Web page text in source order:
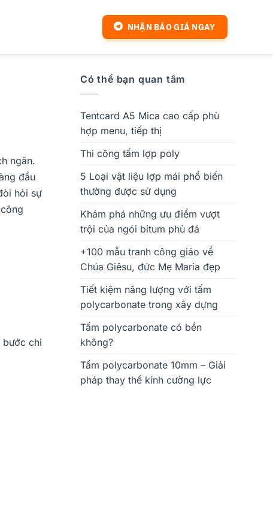
NHẬN BÁO GIÁ NGAY
ngăn.
đầu
hỏi sự
chi
Có thể bạn quan tâm
Tentcard A5 Mica cao cấp phù
hợp menu, tiếp thị
Thi công tấm lợp poly
5 Loại vật liệu lợp mái phổ biến
thường được sử dụng
Khám phá những ưu điểm vượt
trội của ngói bitum phủ đá
+100 mẫu tranh công giáo về
Chúa Giêsu, đức Mẹ Maria đẹp
Tiết kiệm năng lượng với tấm
polycarbonate trong xây dựng
Tấm polycarbonate có bền
không?
Tấm polycarbonate 10mm – Giải
pháp thay thế kính cường lực